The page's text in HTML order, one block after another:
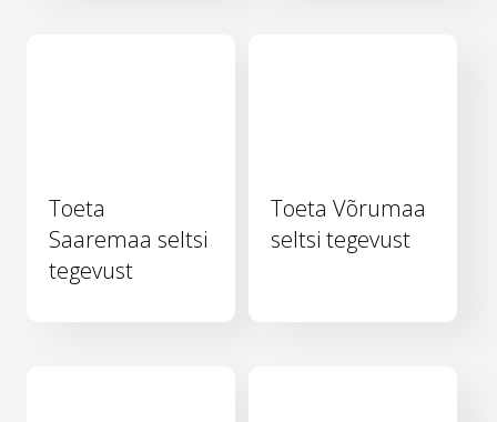
Toeta
Saaremaa seltsi
tegevust
Toeta Võrumaa
seltsi tegevust